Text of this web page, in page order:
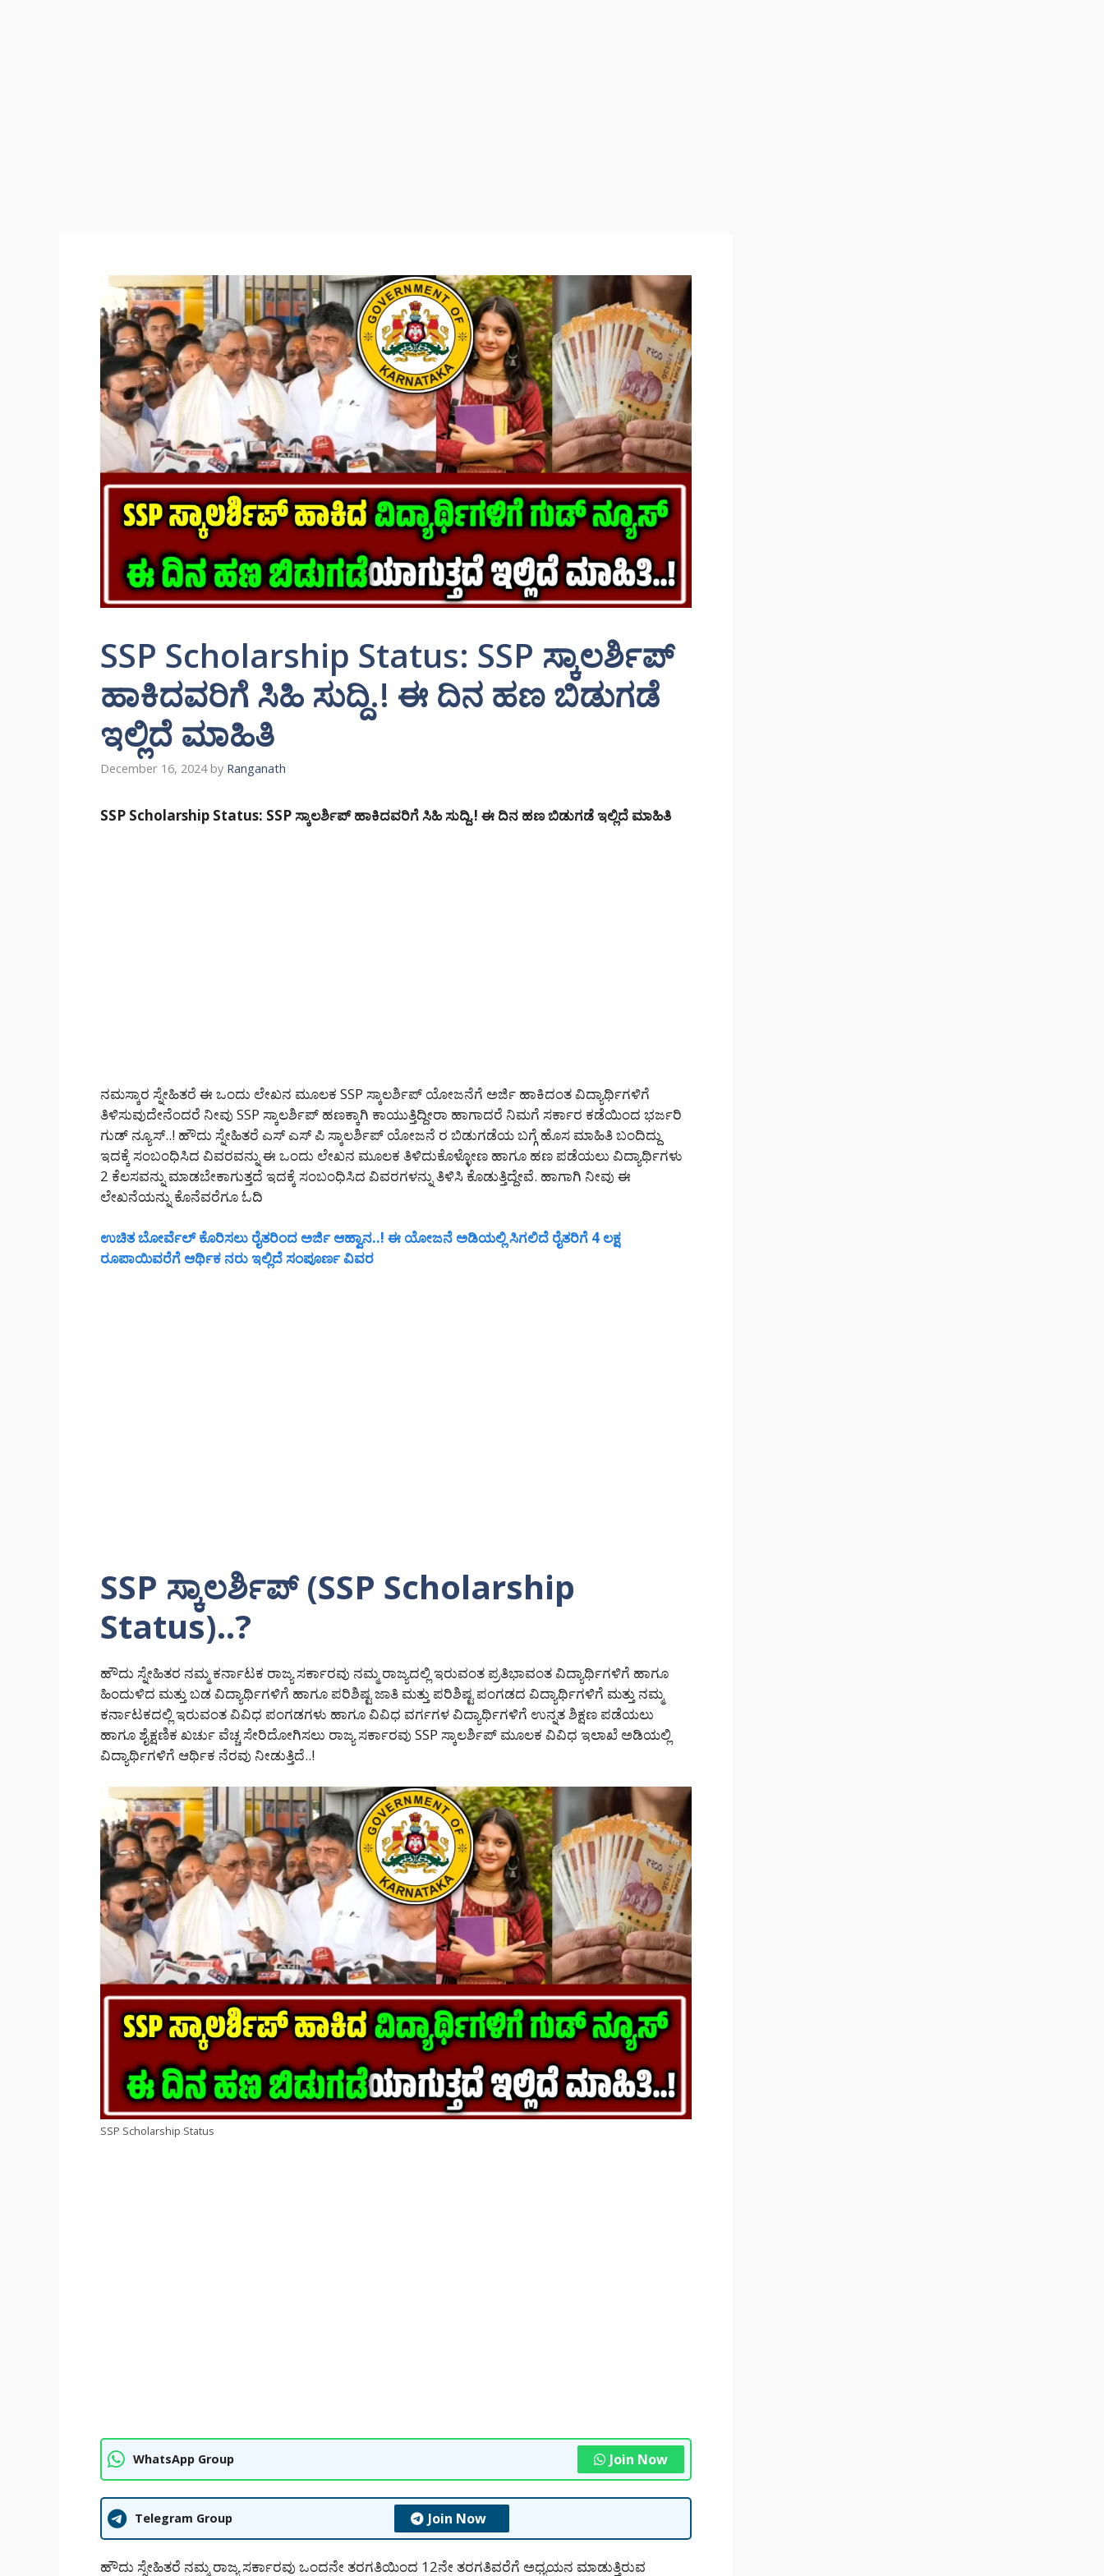
SSP Scholarship Status: SSP ಸ್ಕಾಲರ್ಶಿಪ್
ಹಾಕಿದವರಿಗೆ ಸಿಹಿ ಸುದ್ದಿ.! ಈ ದಿನ ಹಣ ಬಿಡುಗಡೆ
ಇಲ್ಲಿದೆ ಮಾಹಿತಿ
December 16, 2024 by Ranganath
SSP Scholarship Status: SSP ಸ್ಕಾಲರ್ಶಿಪ್ ಹಾಕಿದವರಿಗೆ ಸಿಹಿ ಸುದ್ದಿ.! ಈ ದಿನ ಹಣ ಬಿಡುಗಡೆ ಇಲ್ಲಿದೆ ಮಾಹಿತಿ
ನಮಸ್ಕಾರ ಸ್ನೇಹಿತರೆ ಈ ಒಂದು ಲೇಖನ ಮೂಲಕ SSP ಸ್ಕಾಲರ್ಶಿಪ್ ಯೋಜನೆಗೆ ಅರ್ಜಿ ಹಾಕಿದಂತ ವಿದ್ಯಾರ್ಥಿಗಳಿಗೆ
ತಿಳಿಸುವುದೇನೆಂದರೆ ನೀವು SSP ಸ್ಕಾಲರ್ಶಿಪ್ ಹಣಕ್ಕಾಗಿ ಕಾಯುತ್ತಿದ್ದೀರಾ ಹಾಗಾದರೆ ನಿಮಗೆ ಸರ್ಕಾರ ಕಡೆಯಿಂದ ಭರ್ಜರಿ
ಗುಡ್ ನ್ಯೂಸ್..! ಹೌದು ಸ್ನೇಹಿತರೆ ಎಸ್ ಎಸ್ ಪಿ ಸ್ಕಾಲರ್ಶಿಪ್ ಯೋಜನೆ ರ ಬಿಡುಗಡೆಯ ಬಗ್ಗೆ ಹೊಸ ಮಾಹಿತಿ ಬಂದಿದ್ದು
ಇದಕ್ಕೆ ಸಂಬಂಧಿಸಿದ ವಿವರವನ್ನು ಈ ಒಂದು ಲೇಖನ ಮೂಲಕ ತಿಳಿದುಕೊಳ್ಳೋಣ ಹಾಗೂ ಹಣ ಪಡೆಯಲು ವಿದ್ಯಾರ್ಥಿಗಳು
2 ಕೆಲಸವನ್ನು ಮಾಡಬೇಕಾಗುತ್ತದೆ ಇದಕ್ಕೆ ಸಂಬಂಧಿಸಿದ ವಿವರಗಳನ್ನು ತಿಳಿಸಿ ಕೊಡುತ್ತಿದ್ದೇವೆ. ಹಾಗಾಗಿ ನೀವು ಈ
ಲೇಖನೆಯನ್ನು ಕೊನೆವರೆಗೂ ಓದಿ
ಉಚಿತ ಬೋರ್ವೆಲ್ ಕೊರಿಸಲು ರೈತರಿಂದ ಅರ್ಜಿ ಆಹ್ವಾನ..! ಈ ಯೋಜನೆ ಅಡಿಯಲ್ಲಿ ಸಿಗಲಿದೆ ರೈತರಿಗೆ 4 ಲಕ್ಷ
ರೂಪಾಯಿವರೆಗೆ ಆರ್ಥಿಕ ನರು ಇಲ್ಲಿದೆ ಸಂಪೂರ್ಣ ವಿವರ
SSP ಸ್ಕಾಲರ್ಶಿಪ್ (SSP Scholarship
Status)..?
ಹೌದು ಸ್ನೇಹಿತರ ನಮ್ಮ ಕರ್ನಾಟಕ ರಾಜ್ಯ ಸರ್ಕಾರವು ನಮ್ಮ ರಾಜ್ಯದಲ್ಲಿ ಇರುವಂತ ಪ್ರತಿಭಾವಂತ ವಿದ್ಯಾರ್ಥಿಗಳಿಗೆ ಹಾಗೂ
ಹಿಂದುಳಿದ ಮತ್ತು ಬಡ ವಿದ್ಯಾರ್ಥಿಗಳಿಗೆ ಹಾಗೂ ಪರಿಶಿಷ್ಟ ಜಾತಿ ಮತ್ತು ಪರಿಶಿಷ್ಟ ಪಂಗಡದ ವಿದ್ಯಾರ್ಥಿಗಳಿಗೆ ಮತ್ತು ನಮ್ಮ
ಕರ್ನಾಟಕದಲ್ಲಿ ಇರುವಂತ ವಿವಿಧ ಪಂಗಡಗಳು ಹಾಗೂ ವಿವಿಧ ವರ್ಗಗಳ ವಿದ್ಯಾರ್ಥಿಗಳಿಗೆ ಉನ್ನತ ಶಿಕ್ಷಣ ಪಡೆಯಲು
ಹಾಗೂ ಶೈಕ್ಷಣಿಕ ಖರ್ಚು ವೆಚ್ಚ ಸೇರಿದೋಗಿಸಲು ರಾಜ್ಯ ಸರ್ಕಾರವು SSP ಸ್ಕಾಲರ್ಶಿಪ್ ಮೂಲಕ ವಿವಿಧ ಇಲಾಖೆ ಅಡಿಯಲ್ಲಿ
ವಿದ್ಯಾರ್ಥಿಗಳಿಗೆ ಆರ್ಥಿಕ ನೆರವು ನೀಡುತ್ತಿದೆ..!
SSP Scholarship Status
WhatsApp Group Join Now
Telegram Group Join Now
ಹೌದು ಸ್ನೇಹಿತರೆ ನಮ್ಮ ರಾಜ್ಯ ಸರ್ಕಾರವು ಒಂದನೇ ತರಗತಿಯಿಂದ 12ನೇ ತರಗತಿವರೆಗೆ ಅಧ್ಯಯನ ಮಾಡುತ್ತಿರುವ